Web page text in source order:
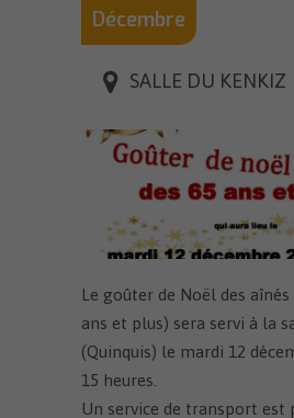
Décembre
SALLE DU KENKIZ
Le goûter de Noël des
ans et plus) sera servi à la
(Quinquis) le mardi 12
15 heures.
Un service de transport est